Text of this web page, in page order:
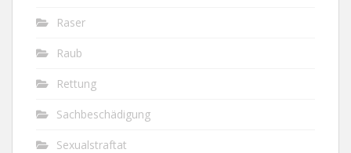
Raser
Raub
Rettung
Sachbeschädigung
Sexualstraftat